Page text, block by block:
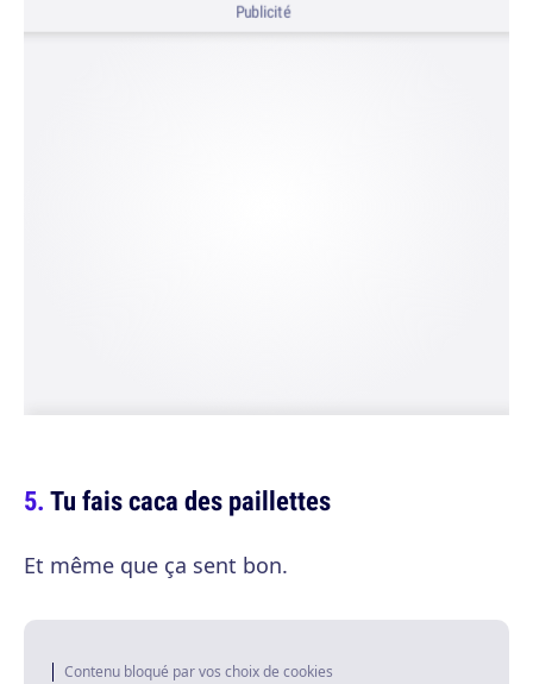
Publicité
Tu fais caca des paillettes
Et même que ça sent bon.
Contenu bloqué par vos choix de cookies